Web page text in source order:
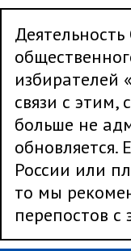
избирателей
связи с этим,
больше не
обновляется.
России или
то мы
перепостов с